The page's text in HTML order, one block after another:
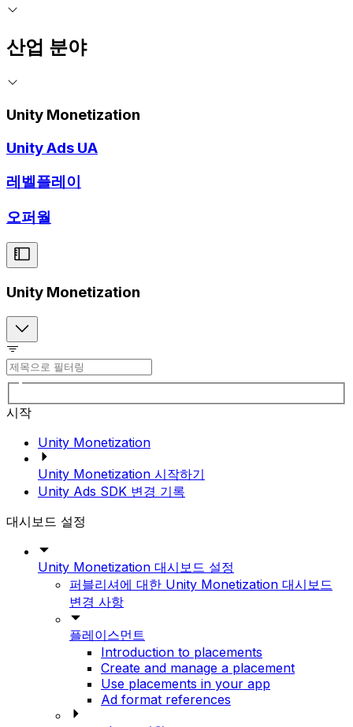
산업 분야
Unity Monetization
Unity Ads UA
레벨플레이
오퍼월
Unity Monetization
시작
Unity Monetization
Unity Monetization 시작하기
Unity Ads SDK 변경 기록
대시보드 설정
Unity Monetization 대시보드 설정
퍼블리셔에 대한 Unity Monetization 대시보드
변경 사항
플레이스먼트
Introduction to placements
Create and manage a placement
Use placements in your app
Ad format references